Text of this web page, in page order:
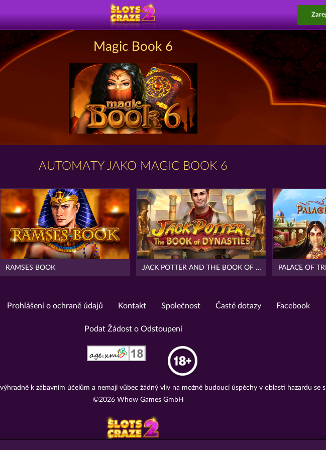
Magic Book 6
AUTOMATY JAKO MAGIC BOOK 6
RAMSES BOOK JACK POTTER AND THE BOOK OF DYNASTIES PALACE OF
Prohlášení o ochraně údajů Kontakt Společnost Časté dotazy Facebook
Podat Žádost o Odstoupení
k zábavním účelům a nemají vůbec žádný vliv na možné budoucí úspěchy v oblasti hazardu se
©2026 Whow Games GmbH